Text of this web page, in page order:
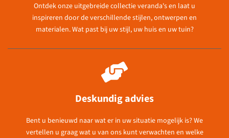
Ontdek onze uitgebreide collectie veranda's en laat u
inspireren door de verschillende stijlen, ontwerpen en
materialen. Wat past bij uw stijl, uw huis en uw tuin?
Deskundig advies
Bent u benieuwd naar wat er in uw situatie mogelijk is? We
vertellen u graag wat u van ons kunt verwachten en welke